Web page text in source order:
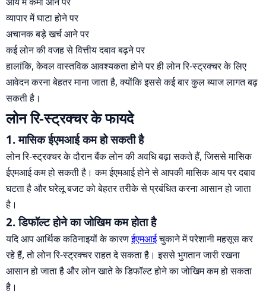
व्यापार में घाटा होने पर
अचानक बड़े खर्च आने पर
कई लोन की वजह से वित्तीय दबाव बढ़ने पर
हालांकि, केवल वास्तविक आवश्यकता होने पर ही लोन रि-स्ट्रक्चर के लिए
आवेदन करना बेहतर माना जाता है, क्योंकि इससे कई बार कुल ब्याज लागत बढ़
सकती है।
लोन रि-स्ट्रक्चर के फायदे
1. मासिक ईएमआई कम हो सकती है
लोन रि-स्ट्रक्चर के दौरान बैंक लोन की अवधि बढ़ा सकते हैं, जिससे मासिक
ईएमआई कम हो सकती है। कम ईएमआई होने से आपकी मासिक आय पर दबाव
घटता है और घरेलू बजट को बेहतर तरीके से प्रबंधित करना आसान हो जाता
है।
2. डिफॉल्ट होने का जोखिम कम होता है
यदि आप आर्थिक कठिनाइयों के कारणईएमआईचुकाने में परेशानी महसूस कर
रहे हैं, तो लोन रि-स्ट्रक्चर राहत दे सकता है। इससे भुगतान जारी रखना
आसान हो जाता है और लोन खाते के डिफॉल्ट होने का जोखिम कम हो सकता
है।